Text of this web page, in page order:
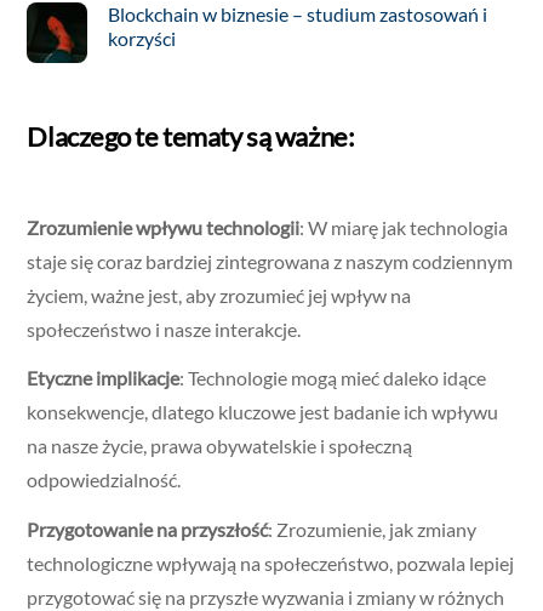
Blockchain w biznesie – studium zastosowań i
korzyści
Dlaczego te tematy są ważne:
Zrozumienie wpływu technologii: W miarę jak technologia
staje się coraz bardziej zintegrowana z naszym codziennym
życiem, ważne jest, aby zrozumieć jej wpływ na
społeczeństwo i nasze interakcje.
Etyczne implikacje: Technologie mogą mieć daleko idące
konsekwencje, dlatego kluczowe jest badanie ich wpływu
na nasze życie, prawa obywatelskie i społeczną
odpowiedzialność.
Przygotowanie na przyszłość: Zrozumienie, jak zmiany
technologiczne wpływają na społeczeństwo, pozwala lepiej
przygotować się na przyszłe wyzwania i zmiany w różnych